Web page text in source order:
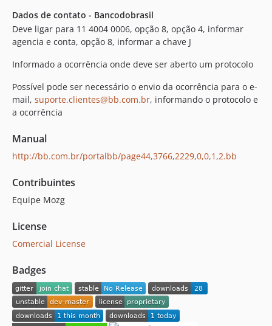
Dados de contato - Bancodobrasil
Deve ligar para 11 4004 0006, opção 8, opção 4, informar
agencia e conta, opção 8, informar a chave J
Informado a ocorrência onde deve ser aberto um protocolo
Possível pode ser necessário o envio da ocorrência para o e-
mail, suporte.clientes@bb.com.br, informando o protocolo e
a ocorrência
Manual
http://bb.com.br/portalbb/page44,3766,2229,0,0,1,2.bb
Contribuintes
Equipe Mozg
License
Comercial License
Badges